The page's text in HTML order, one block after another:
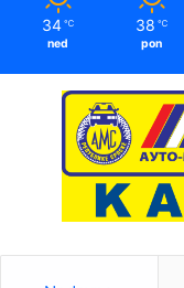
34 ℃
ned
38 ℃
pon